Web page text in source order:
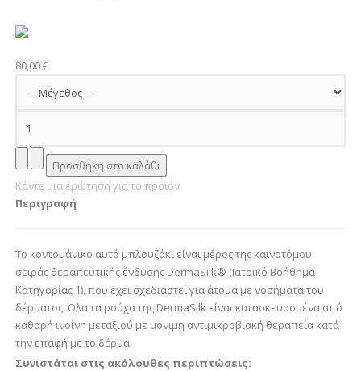
80,00 €
Κάντε μια ερώτηση για το προϊόν
Περιγραφή
Το κοντομάνικο αυτό μπλουζάκι είναι μέρος της καινοτόμου
σειράς θεραπευτικής ένδυσης DermaSilk® (Ιατρικό Βοήθημα
Κατηγορίας 1), που έχει σχεδιαστεί για άτομα με νοσήματα του
δέρματος. Όλα τα ρούχα της DermaSilk είναι κατασκευασμένα από
καθαρή ινοΐνη μεταξιού με μόνιμη αντιμικροβιακή θεραπεία κατά
την επαφή με το δέρμα.
Συνιστάται στις ακόλουθες περιπτώσεις: